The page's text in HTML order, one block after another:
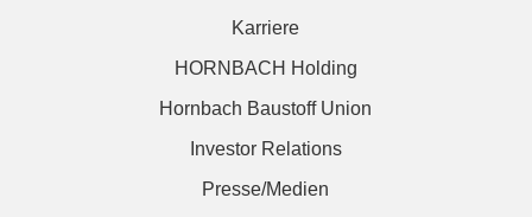
Karriere
HORNBACH Holding
Hornbach Baustoff Union
Investor Relations
Presse/Medien